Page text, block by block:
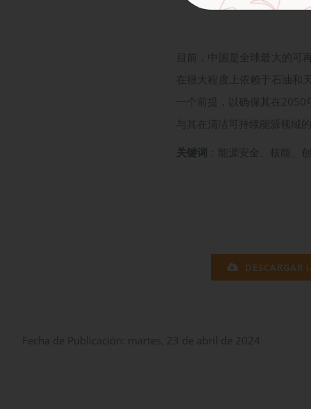
目前，中国是全球最大的
在很大程度上依赖于石油和
一个前提，以确保其在
与其在清洁可持续能源领域
关键词 ：能源安全、核能、
DESCARGAR
Fecha de Publicación: martes, 23 de abril de 2024